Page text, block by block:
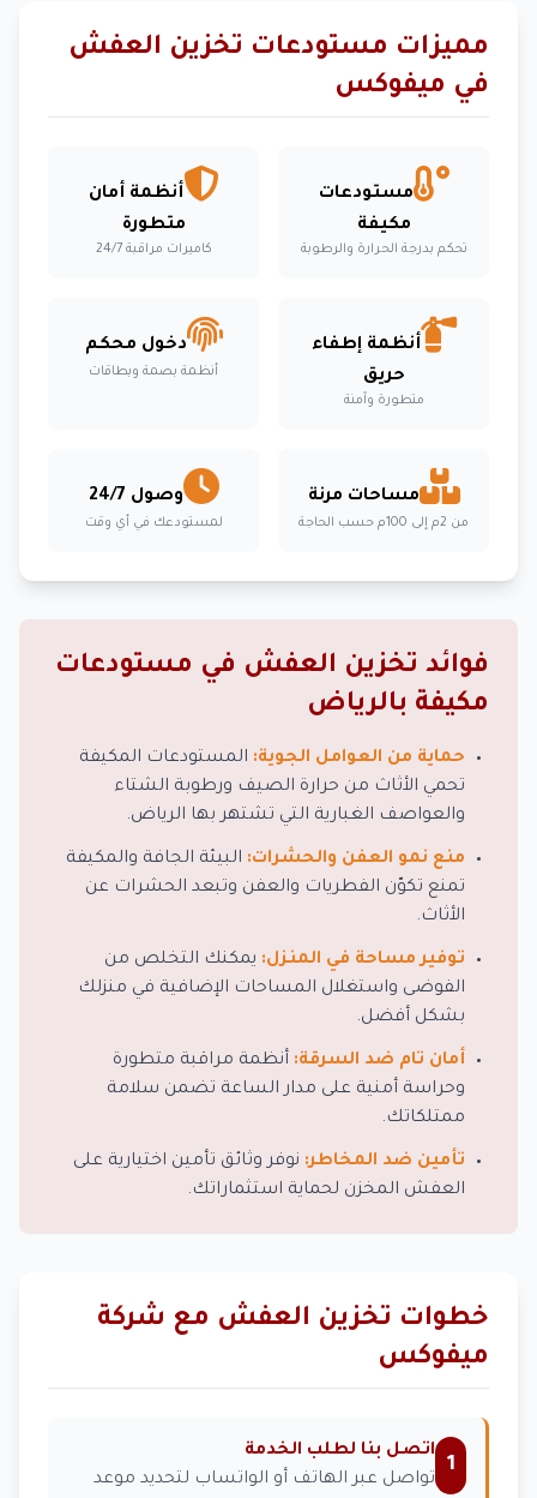
مميزات مستودعات تخزين العفش
في ميفوكس
مستودعات
مكيفة
تحكم بدرجة الحرارة والرطوبة
أنظمة أمان
متطورة
كاميرات مراقبة 24/7
أنظمة إطفاء
حريق
متطورة وآمنة
دخول محكم
أنظمة بصمة وبطاقات
مساحات مرنة
من 2م إلى 100م حسب الحاجة
وصول 24/7
لمستودعك في أي وقت
فوائد تخزين العفش في مستودعات
مكيفة بالرياض
حماية من العوامل الجوية: المستودعات المكيفة
تحمي الأثاث من حرارة الصيف ورطوبة الشتاء
والعواصف الغبارية التي تشتهر بها الرياض.
منع نمو العفن والحشرات: البيئة الجافة والمكيفة
تمنع تكوّن الفطريات والعفن وتبعد الحشرات عن
الأثاث.
توفير مساحة في المنزل: يمكنك التخلص من
الفوضى واستغلال المساحات الإضافية في منزلك
بشكل أفضل.
أمان تام ضد السرقة: أنظمة مراقبة متطورة
وحراسة أمنية على مدار الساعة تضمن سلامة
ممتلكاتك.
تأمين ضد المخاطر: نوفر وثائق تأمين اختيارية على
العفش المخزن لحماية استثماراتك.
خطوات تخزين العفش مع شركة
ميفوكس
1
اتصل بنا لطلب الخدمة
تواصل عبر الهاتف أو الواتساب لتحديد موعد